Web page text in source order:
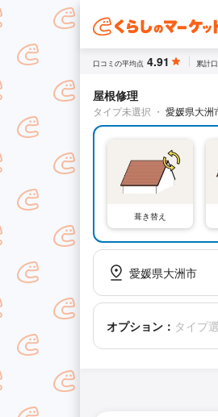
口コミの平均点 4.91 累計
屋根修理
タイプ未選択 ・ 愛媛県大洲
葺き替え
愛媛県大洲市
オプション： タイプ